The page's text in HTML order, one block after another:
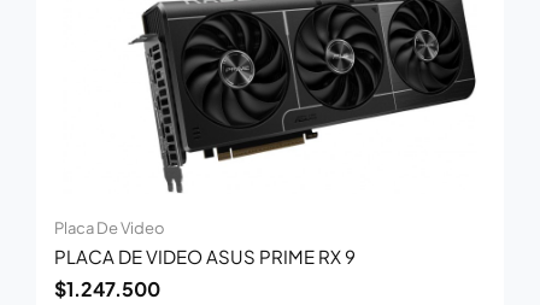
Placa De Video
PLACA DE VIDEO ASUS PRIME RX 9
$1.247.500